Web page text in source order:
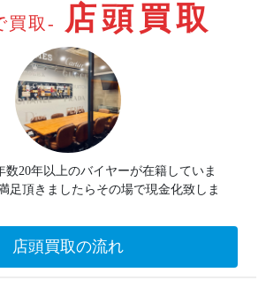
買取- 店頭買取
数20年以上のバイヤーが在籍していま
足頂きましたらその場で現金化致しま
店頭買取の流れ